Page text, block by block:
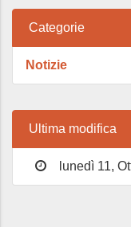
Categorie
Notizie
Ultima modifica
lunedì 11,